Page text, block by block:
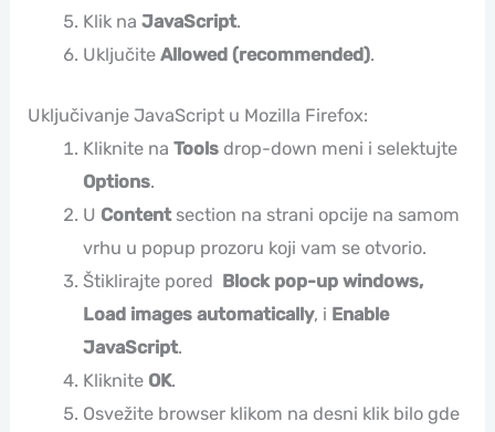
Klik na JavaScript.
Uključite Allowed (recommended).
Uključivanje JavaScript u Mozilla Firefox:
Kliknite na Toolsdrop-down meni i selektujte
Options.
U Contentsection na strani opcije na samom
vrhu u popup prozoru koji vam se otvorio.
Štiklirajte pored Block pop-up windows,
Load images automatically, i Enable
JavaScript.
Kliknite OK.
Osvežite browser klikom na desni klik bilo gde